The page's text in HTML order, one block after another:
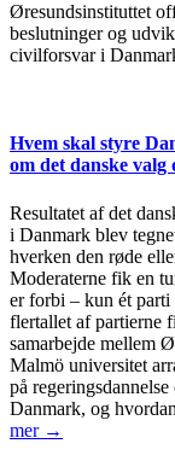
Øresundsinstituttet
beslutninger og
civilforsvar i
Hvem skal styre
om det danske valg
Resultatet af det
i Danmark blev
hverken den røde
Moderaterne fik en
er forbi – kun ét parti
flertallet af partierne
samarbejde mellem
Malmö universitet
på
Danmark, og
mer →